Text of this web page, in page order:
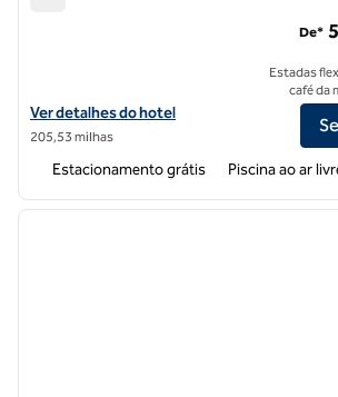
Exibir detalhes do hotel DoubleTree by Hilton
Ver detalhes do hotel
205,53 milhas
De*
Estadas
café da
Estacionamento grátis Piscina ao ar
1 de 12